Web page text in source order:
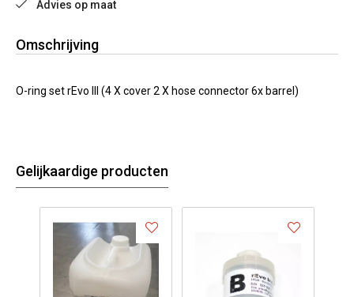
Advies op maat
Omschrijving
O-ring set rEvo III (4 X cover 2 X hose connector 6x barrel)
Gelijkaardige producten